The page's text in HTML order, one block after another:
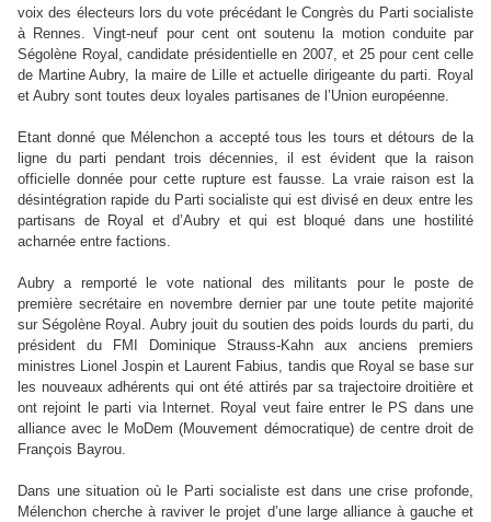
voix des électeurs lors du vote précédant le Congrès du Parti socialiste
à Rennes. Vingt-neuf pour cent ont soutenu la motion conduite par
Ségolène Royal, candidate présidentielle en 2007, et 25 pour cent celle
de Martine Aubry, la maire de Lille et actuelle dirigeante du parti. Royal
et Aubry sont toutes deux loyales partisanes de l’Union européenne.
Etant donné que Mélenchon a accepté tous les tours et détours de la
ligne du parti pendant trois décennies, il est évident que la raison
officielle donnée pour cette rupture est fausse. La vraie raison est la
désintégration rapide du Parti socialiste qui est divisé en deux entre les
partisans de Royal et d’Aubry et qui est bloqué dans une hostilité
acharnée entre factions.
Aubry a remporté le vote national des militants pour le poste de
première secrétaire en novembre dernier par une toute petite majorité
sur Ségolène Royal. Aubry jouit du soutien des poids lourds du parti, du
président du FMI Dominique Strauss-Kahn aux anciens premiers
ministres Lionel Jospin et Laurent Fabius, tandis que Royal se base sur
les nouveaux adhérents qui ont été attirés par sa trajectoire droitière et
ont rejoint le parti via Internet. Royal veut faire entrer le PS dans une
alliance avec le MoDem (Mouvement démocratique) de centre droit de
François Bayrou.
Dans une situation où le Parti socialiste est dans une crise profonde,
Mélenchon cherche à raviver le projet d’une large alliance à gauche et